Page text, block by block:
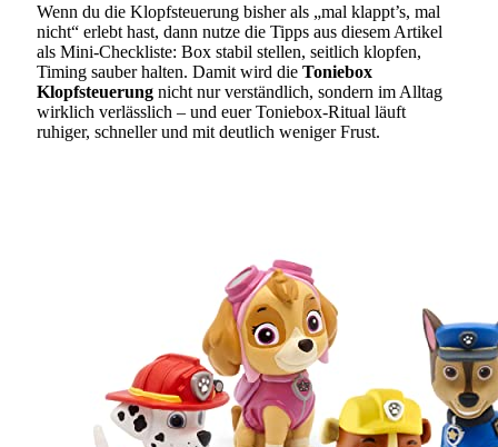
Wenn du die Klopfsteuerung bisher als „mal klappt’s, mal
nicht“ erlebt hast, dann nutze die Tipps aus diesem Artikel
als Mini-Checkliste: Box stabil stellen, seitlich klopfen,
Timing sauber halten. Damit wird die Toniebox
Klopfsteuerung nicht nur verständlich, sondern im Alltag
wirklich verlässlich – und euer Toniebox-Ritual läuft
ruhiger, schneller und mit deutlich weniger Frust.